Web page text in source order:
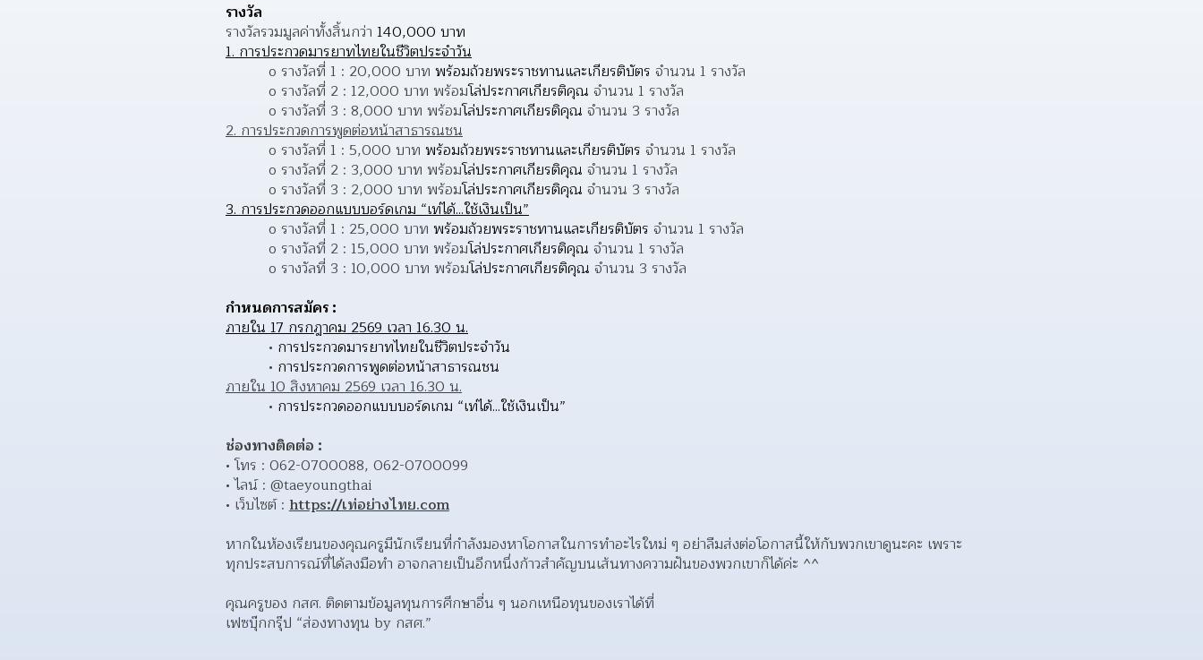
รางวัล
รางวัลรวมมูลค่าทั้งสิ้นกว่า 140,000 บาท
1. การประกวดมารยาทไทยในชีวิตประจำวัน
o รางวัลที่ 1 : 20,000 บาท พร้อมถ้วยพระราชทานและเกียรติบัตร จำนวน 1 รางวัล
o รางวัลที่ 2 : 12,000 บาท พร้อมโล่ประกาศเกียรติคุณ จำนวน 1 รางวัล
o รางวัลที่ 3 : 8,000 บาท พร้อมโล่ประกาศเกียรติคุณ จำนวน 3 รางวัล
2. การประกวดการพูดต่อหน้าสาธารณชน
o รางวัลที่ 1 : 5,000 บาท พร้อมถ้วยพระราชทานและเกียรติบัตร จำนวน 1 รางวัล
o รางวัลที่ 2 : 3,000 บาท พร้อมโล่ประกาศเกียรติคุณ จำนวน 1 รางวัล
o รางวัลที่ 3 : 2,000 บาท พร้อมโล่ประกาศเกียรติคุณ จำนวน 3 รางวัล
3. การประกวดออกแบบบอร์ดเกม “เท่ได้...ใช้เงินเป็น”
o รางวัลที่ 1 : 25,000 บาท พร้อมถ้วยพระราชทานและเกียรติบัตร จำนวน 1 รางวัล
o รางวัลที่ 2 : 15,000 บาท พร้อมโล่ประกาศเกียรติคุณ จำนวน 1 รางวัล
o รางวัลที่ 3 : 10,000 บาท พร้อมโล่ประกาศเกียรติคุณ จำนวน 3 รางวัล
กำหนดการสมัคร :
ภายใน 17 กรกฎาคม 2569 เวลา 16.30 น.
การประกวดมารยาทไทยในชีวิตประจำวัน
การประกวดการพูดต่อหน้าสาธารณชน
ภายใน 10 สิงหาคม 2569 เวลา 16.30 น.
การประกวดออกแบบบอร์ดเกม “เท่ได้...ใช้เงินเป็น”
ช่องทางติดต่อ :
โทร : 062-0700088, 062-0700099
ไลน์ : @taeyoungthai
เว็บไซต์ : https://เท่อย่างไทย.com
หากในห้องเรียนของคุณครูมีนักเรียนที่กำลังมองหาโอกาสในการทำอะไรใหม่ ๆ อย่าลืมส่งต่อโอกาสนี้ให้กับพวกเขาดูนะคะ เพราะ
ทุกประสบการณ์ที่ได้ลงมือทำ อาจกลายเป็นอีกหนึ่งก้าวสำคัญบนเส้นทางความฝันของพวกเขาก็ได้ค่ะ ^^
คุณครูของ กสศ. ติดตามข้อมูลทุนการศึกษาอื่น ๆ นอกเหนือทุนของเราได้ที่
เฟซบุ๊กกรุ๊ป “ส่องทางทุน by กสศ.”